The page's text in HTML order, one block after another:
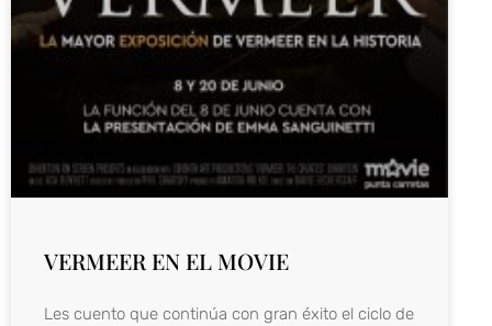
VERMEER EN EL MOVIE
Les cuento que continúa con gran éxito el ciclo de